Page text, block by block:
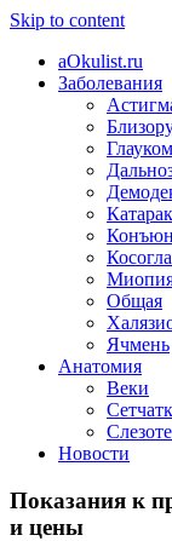
Skip to content
aOkulist.ru
Заболевания
Общая
Ячмень
Анатомия
Веки
Новости
Показания к
и цены